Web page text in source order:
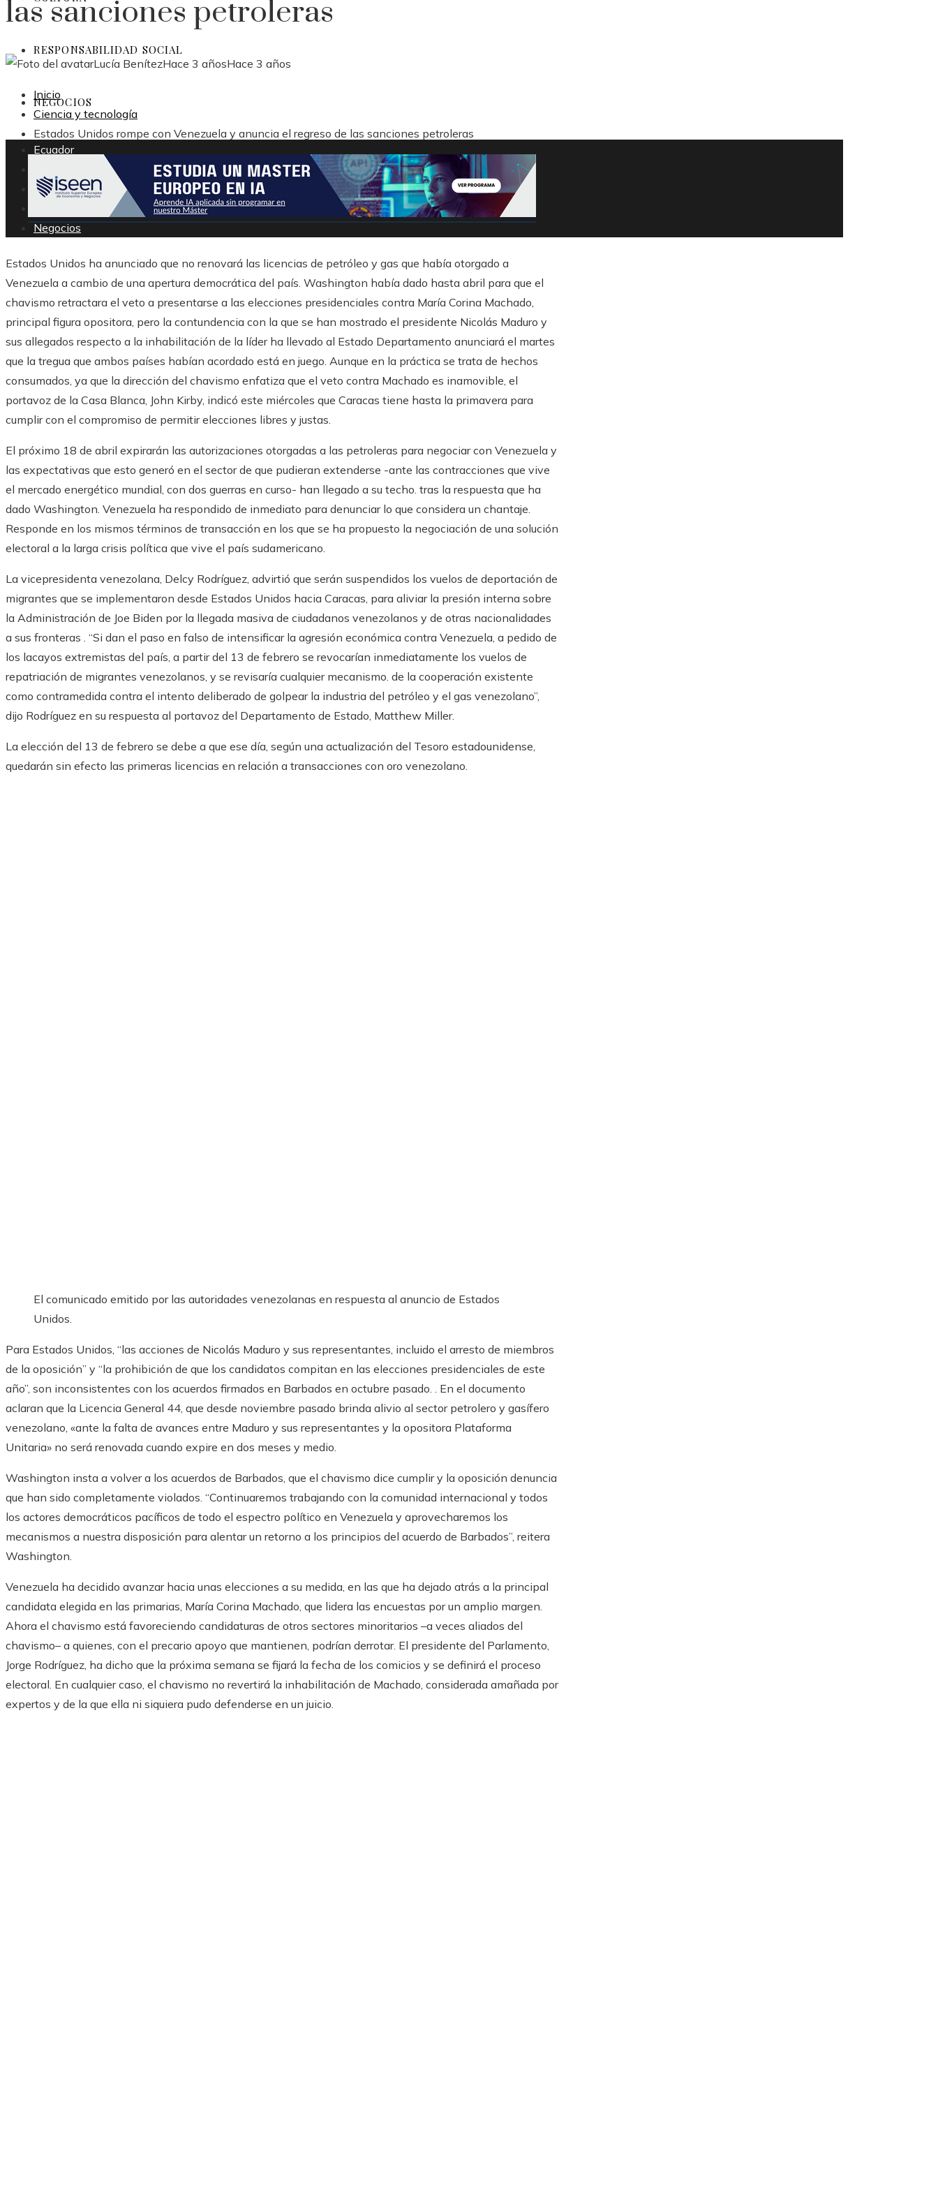
RESPONSABILIDAD SOCIAL
NEGOCIOS
Ecuador
Cultura
Responsabilidad social
Negocios
las sanciones petroleras
Lucía BenítezHace 3 añosHace 3 años
Inicio
Ciencia y tecnología
Estados Unidos rompe con Venezuela y anuncia el regreso de las sanciones petroleras
Estados Unidos ha anunciado que no renovará las licencias de petróleo y gas que había otorgado a
Venezuela a cambio de una apertura democrática del país. Washington había dado hasta abril para que el
chavismo retractara el veto a presentarse a las elecciones presidenciales contra María Corina Machado,
principal figura opositora, pero la contundencia con la que se han mostrado el presidente Nicolás Maduro y
sus allegados respecto a la inhabilitación de la líder ha llevado al Estado Departamento anunciará el martes
que la tregua que ambos países habían acordado está en juego. Aunque en la práctica se trata de hechos
consumados, ya que la dirección del chavismo enfatiza que el veto contra Machado es inamovible, el
portavoz de la Casa Blanca, John Kirby, indicó este miércoles que Caracas tiene hasta la primavera para
cumplir con el compromiso de permitir elecciones libres y justas.
El próximo 18 de abril expirarán las autorizaciones otorgadas a las petroleras para negociar con Venezuela y
las expectativas que esto generó en el sector de que pudieran extenderse -ante las contracciones que vive
el mercado energético mundial, con dos guerras en curso- han llegado a su techo. tras la respuesta que ha
dado Washington. Venezuela ha respondido de inmediato para denunciar lo que considera un chantaje.
Responde en los mismos términos de transacción en los que se ha propuesto la negociación de una solución
electoral a la larga crisis política que vive el país sudamericano.
La vicepresidenta venezolana, Delcy Rodríguez, advirtió que serán suspendidos los vuelos de deportación de
migrantes que se implementaron desde Estados Unidos hacia Caracas, para aliviar la presión interna sobre
la Administración de Joe Biden por la llegada masiva de ciudadanos venezolanos y de otras nacionalidades
a sus fronteras . “Si dan el paso en falso de intensificar la agresión económica contra Venezuela, a pedido de
los lacayos extremistas del país, a partir del 13 de febrero se revocarían inmediatamente los vuelos de
repatriación de migrantes venezolanos, y se revisaría cualquier mecanismo. de la cooperación existente
como contramedida contra el intento deliberado de golpear la industria del petróleo y el gas venezolano”,
dijo Rodríguez en su respuesta al portavoz del Departamento de Estado, Matthew Miller.
La elección del 13 de febrero se debe a que ese día, según una actualización del Tesoro estadounidense,
quedarán sin efecto las primeras licencias en relación a transacciones con oro venezolano.
El comunicado emitido por las autoridades venezolanas en respuesta al anuncio de Estados
Unidos.
Para Estados Unidos, “las acciones de Nicolás Maduro y sus representantes, incluido el arresto de miembros
de la oposición” y “la prohibición de que los candidatos compitan en las elecciones presidenciales de este
año”, son inconsistentes con los acuerdos firmados en Barbados en octubre pasado. . En el documento
aclaran que la Licencia General 44, que desde noviembre pasado brinda alivio al sector petrolero y gasífero
venezolano, «ante la falta de avances entre Maduro y sus representantes y la opositora Plataforma
Unitaria» no será renovada cuando expire en dos meses y medio.
Washington insta a volver a los acuerdos de Barbados, que el chavismo dice cumplir y la oposición denuncia
que han sido completamente violados. “Continuaremos trabajando con la comunidad internacional y todos
los actores democráticos pacíficos de todo el espectro político en Venezuela y aprovecharemos los
mecanismos a nuestra disposición para alentar un retorno a los principios del acuerdo de Barbados”, reitera
Washington.
Venezuela ha decidido avanzar hacia unas elecciones a su medida, en las que ha dejado atrás a la principal
candidata elegida en las primarias, María Corina Machado, que lidera las encuestas por un amplio margen.
Ahora el chavismo está favoreciendo candidaturas de otros sectores minoritarios –a veces aliados del
chavismo– a quienes, con el precario apoyo que mantienen, podrían derrotar. El presidente del Parlamento,
Jorge Rodríguez, ha dicho que la próxima semana se fijará la fecha de los comicios y se definirá el proceso
electoral. En cualquier caso, el chavismo no revertirá la inhabilitación de Machado, considerada amañada por
expertos y de la que ella ni siquiera pudo defenderse en un juicio.